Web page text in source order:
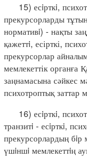
15) есiрткi,
прекурсорларды
нормативi) - нақты
қажеттi, есірткі,
прекурсорлар
мемлекеттік органға
заңнамасына сәйкес
психотроптық заттар
16) есiрткi,
транзитi - есiрткi,
прекурсорлардың бiр
үшiншi мемлекеттiң